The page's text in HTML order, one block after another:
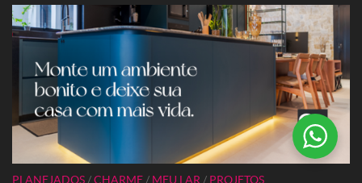
PLANEJADOS /CHARME / MEU LAR / PROJETOS